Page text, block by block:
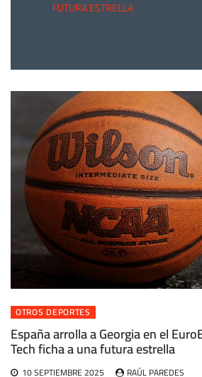
FUTURA ESTRELLA
OTROS DEPORTES
España arrolla a Georgia en el
Tech ficha a una futura estrella
10 SEPTIEMBRE 2025 RAÚL PAREDES